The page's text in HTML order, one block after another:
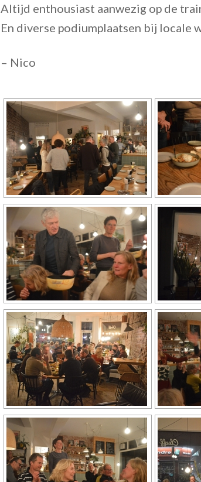
Altijd enthousiast aanwezig op de
En diverse podiumplaatsen bij locale
– Nico